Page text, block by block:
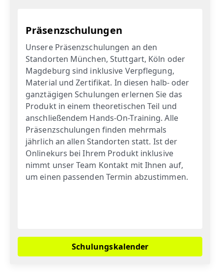
Präsenzschulungen
Unsere Präsenzschulungen an den
Standorten München, Stuttgart, Köln oder
Magdeburg sind inklusive Verpflegung,
Material und Zertifikat. In diesen halb- oder
ganztägigen Schulungen erlernen Sie das
Produkt in einem theoretischen Teil und
anschließendem Hands-On-Training. Alle
Präsenzschulungen finden mehrmals
jährlich an allen Standorten statt. Ist der
Onlinekurs bei Ihrem Produkt inklusive
nimmt unser Team Kontakt mit Ihnen auf,
um einen passenden Termin abzustimmen.
Schulungskalender